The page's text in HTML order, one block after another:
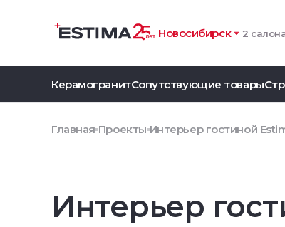
Новосибирск 2
КерамогранитСопутствующие товары
Главная Проекты Интерьер гостиной
Интерьер